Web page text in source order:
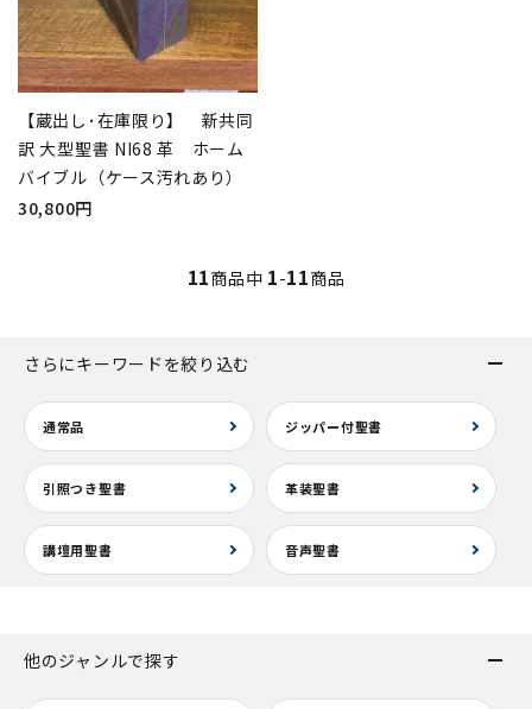
【蔵出し･在庫限り】 新共同
訳 大型聖書 NI68 革 ホーム
バイブル（ケース汚れあり）
30,800円
11商品中 1-11商品
さらにキーワードを絞り込む
通常品 ジッパー付聖書
引照つき聖書 革装聖書
講壇用聖書 音声聖書
他のジャンルで探す